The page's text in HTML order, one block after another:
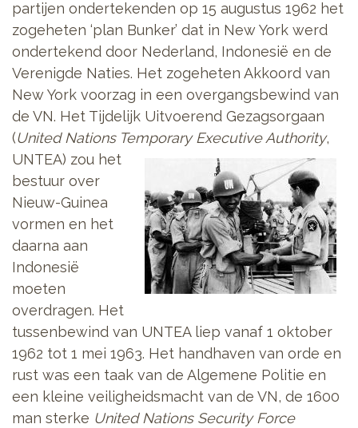
partijen ondertekenden op 15 augustus 1962 het
zogeheten ‘plan Bunker’ dat in New York werd
ondertekend door Nederland, Indonesië en de
Verenigde Naties. Het zogeheten Akkoord van
New York voorzag in een overgangsbewind van
de VN. Het Tijdelijk Uitvoerend Gezagsorgaan
(United Nations TemporaryExecutive Authority,
UNTEA) zou het
bestuur over
Nieuw-Guinea
vormen en het
daarna aan
Indonesië
moeten
overdragen. Het
tussenbewind van UNTEA liep vanaf 1 oktober
1962 tot 1 mei 1963. Het handhaven van orde en
rust was een taak van de Algemene Politie en
een kleine veiligheidsmacht van de VN, de 1600
man sterke United Nations Security Force